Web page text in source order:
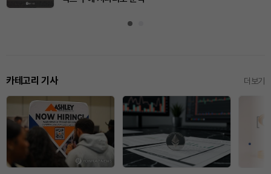
카테고리 기사 더보기